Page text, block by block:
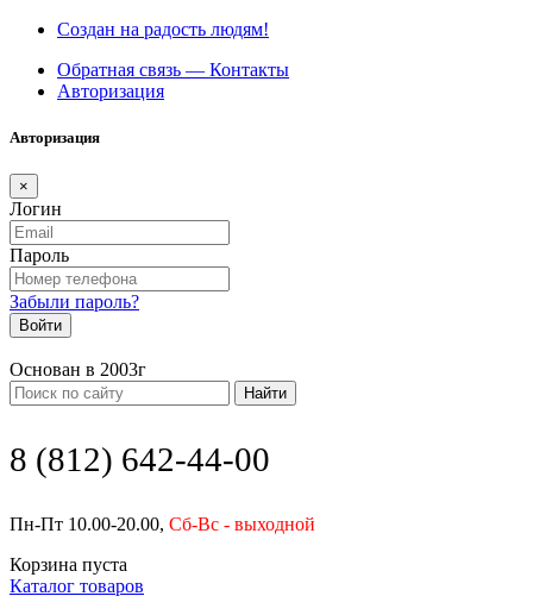
Создан на радость людям!
Обратная связь — Контакты
Авторизация
Авторизация
×
Логин
Пароль
Забыли пароль?
Войти
Основан в 2003г
Найти
8 (812) 642-44-00
Пн-Пт 10.00-20.00, Сб-Вс - выходной
Корзина пуста
Каталог товаров